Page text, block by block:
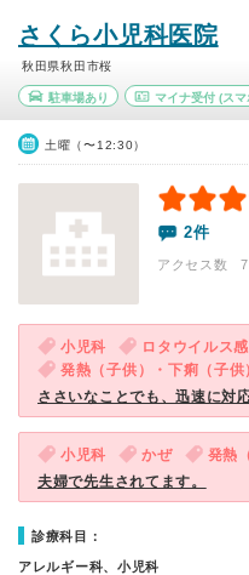
さくら小児科医院
秋田県秋田市桜
駐車場あり マイナ受付(スマ
土曜（〜12:30）
2件
アクセス数 7
小児科
ロタウイルス
発熱（子供）・下痢（子供
ささいなことでも、迅速に対
小児科 かぜ 発熱
夫婦で先生されてます。
診療科目：
アレルギー科、小児科